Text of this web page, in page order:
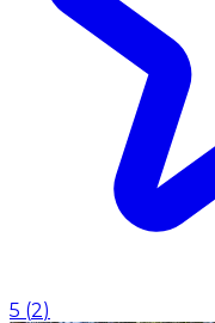
5 (2)